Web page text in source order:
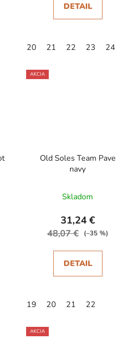
DETAIL
20 21 22 23 24
AKCIA
Old Soles Team Pave
navy
Skladom
31,24 €
48,07 € (–35 %)
DETAIL
19 20 21 22
AKCIA